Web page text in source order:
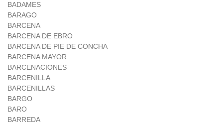
BADAMES
BARAGO
BARCENA
BARCENA DE EBRO
BARCENA DE PIE DE CONCHA
BARCENA MAYOR
BARCENACIONES
BARCENILLA
BARCENILLAS
BARGO
BARO
BARREDA